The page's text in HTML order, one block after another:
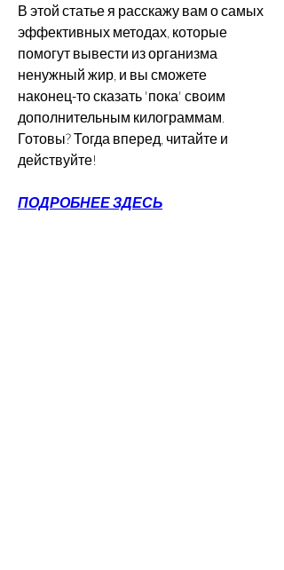
В этой статье я расскажу вам о самых
эффективных методах, которые
помогут вывести из организма
ненужный жир, и вы сможете
наконец-то сказать 'пока' своим
дополнительным килограммам.
Готовы? Тогда вперед, читайте и
действуйте!
ПОДРОБНЕЕ ЗДЕСЬ